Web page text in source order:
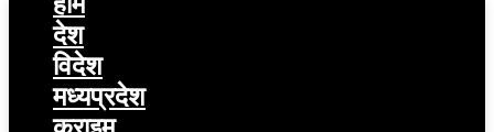
देश
विदेश
मध्यप्रदेश